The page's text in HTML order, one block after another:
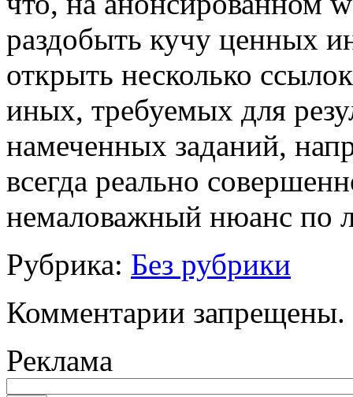
раздобыть кучу ценных
открыть несколько
иных, требуемых для
намеченных заданий,
всегда реально
немаловажный нюанс по
Рубрика: Без рубрики
Комментарии запрещены.
Реклама